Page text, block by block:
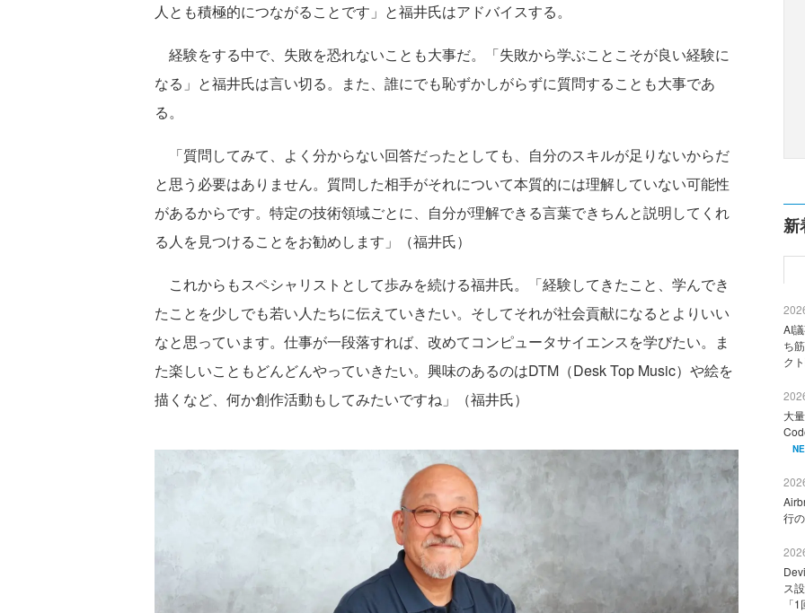
人とも積極的につながることです」と福井氏はアドバイスする。
経験をする中で、失敗を恐れないことも大事だ。「失敗から学ぶことこそが良い経験に
なる」と福井氏は言い切る。また、誰にでも恥ずかしがらずに質問することも大事であ
る。
「質問してみて、よく分からない回答だったとしても、自分のスキルが足りないからだ
と思う必要はありません。質問した相手がそれについて本質的には理解していない可能性
があるからです。特定の技術領域ごとに、自分が理解できる言葉できちんと説明してくれ
る人を見つけることをお勧めします」（福井氏）
これからもスペシャリストとして歩みを続ける福井氏。「経験してきたこと、学んでき
たことを少しでも若い人たちに伝えていきたい。そしてそれが社会貢献になるとよりいい
なと思っています。仕事が一段落すれば、改めてコンピュータサイエンスを学びたい。ま
た楽しいこともどんどんやっていきたい。興味のあるのはDTM（Desk Top Music）や絵を
描くなど、何か創作活動もしてみたいですね」（福井氏）
新
AI
ち
ク
大
行
ス
「